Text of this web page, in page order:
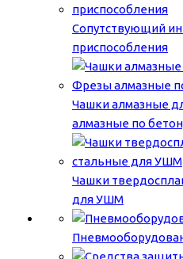
Сопутствующий
приспособления
Чашки алмазные
алмазные по
Чашки
для УШМ